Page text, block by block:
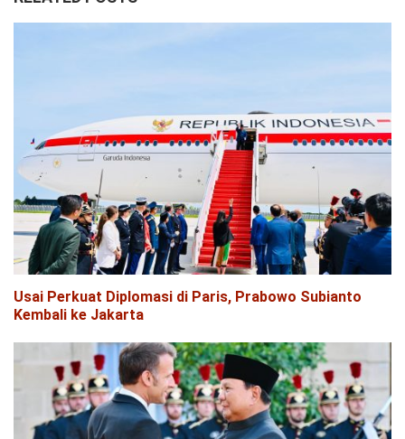
Usai Perkuat Diplomasi di Paris, Prabowo Subianto
Kembali ke Jakarta